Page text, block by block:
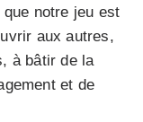
notre jeu est
aux autres,
à bâtir de la
et de